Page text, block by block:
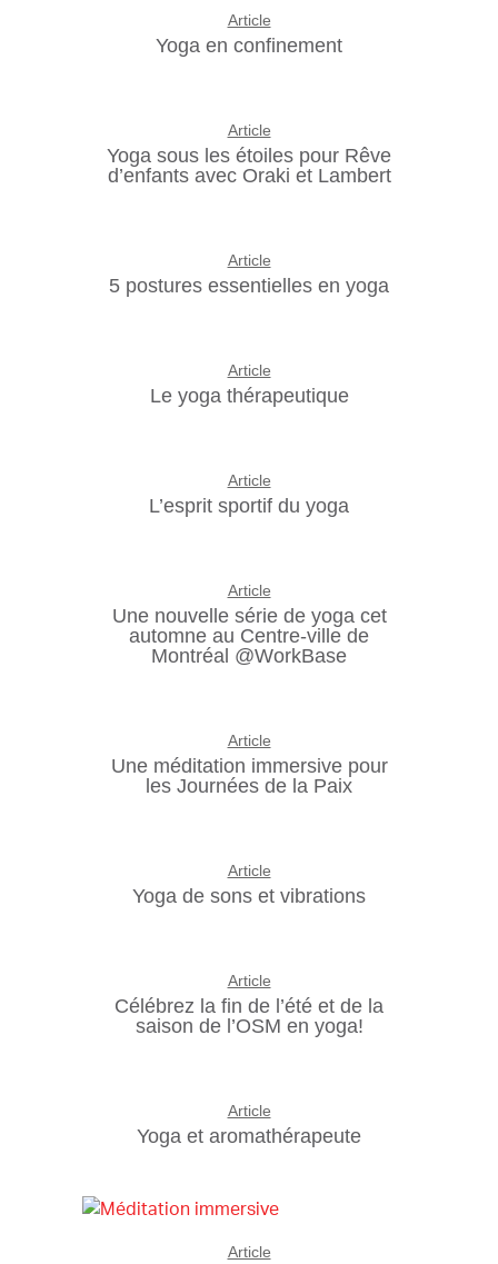
Article
Yoga en confinement
Article
Yoga sous les étoiles pour Rêve
d’enfants avec Oraki et Lambert
Article
5 postures essentielles en yoga
Article
Le yoga thérapeutique
Article
L’esprit sportif du yoga
Article
Une nouvelle série de yoga cet
automne au Centre-ville de
Montréal @WorkBase
Article
Une méditation immersive pour
les Journées de la Paix
Article
Yoga de sons et vibrations
Article
Célébrez la fin de l’été et de la
saison de l’OSM en yoga!
Article
Yoga et aromathérapeute
Article